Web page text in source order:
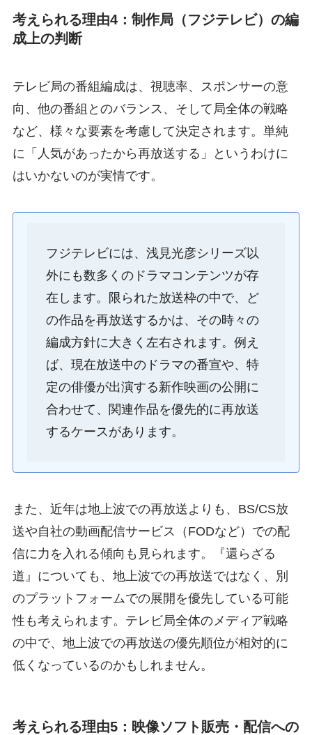
考えられる理由4：制作局（フジテレビ）の編
成上の判断
テレビ局の番組編成は、視聴率、スポンサーの意
向、他の番組とのバランス、そして局全体の戦略
など、様々な要素を考慮して決定されます。単純
に「人気があったから再放送する」というわけに
はいかないのが実情です。
フジテレビには、浅見光彦シリーズ以
外にも数多くのドラマコンテンツが存
在します。限られた放送枠の中で、ど
の作品を再放送するかは、その時々の
編成方針に大きく左右されます。例え
ば、現在放送中のドラマの番宣や、特
定の俳優が出演する新作映画の公開に
合わせて、関連作品を優先的に再放送
するケースがあります。
また、近年は地上波での再放送よりも、BS/CS放
送や自社の動画配信サービス（FODなど）での配
信に力を入れる傾向も見られます。『還らざる
道』についても、地上波での再放送ではなく、別
のプラットフォームでの展開を優先している可能
性も考えられます。テレビ局全体のメディア戦略
の中で、地上波での再放送の優先順位が相対的に
低くなっているのかもしれません。
考えられる理由5：映像ソフト販売・配信への